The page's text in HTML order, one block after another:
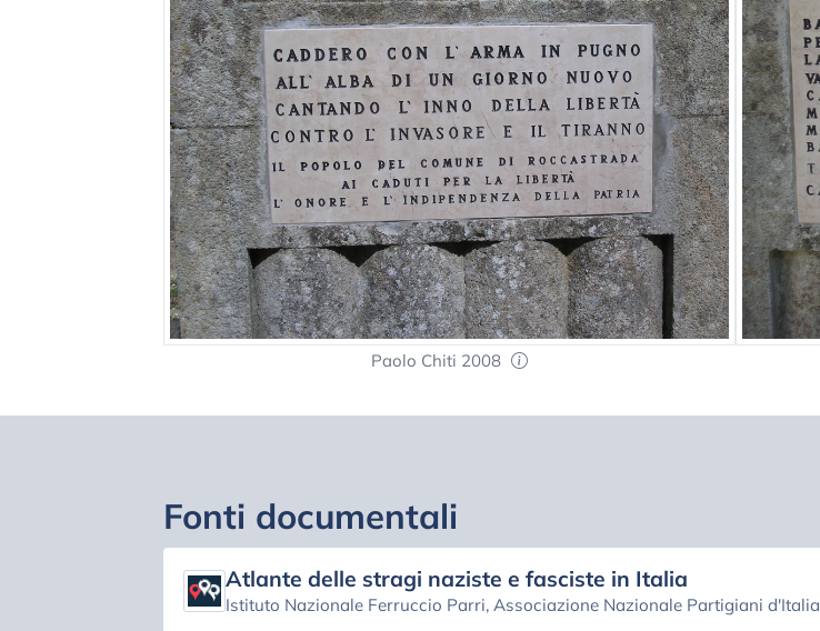
Paolo Chiti 2008
Fonti documentali
Atlante delle stragi naziste e fasciste in Italia
Istituto Nazionale Ferruccio Parri, Associazione Nazionale Partigiani d'Italia